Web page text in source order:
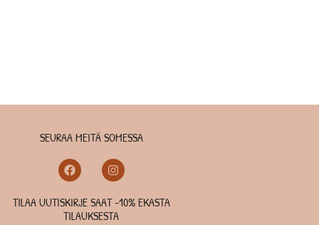
SEURAA MEITÄ SOMESSA
TILAA UUTISKIRJE SAAT -10% EKASTA
TILAUKSESTA